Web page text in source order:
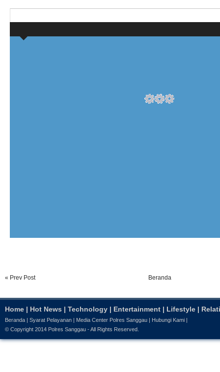
« Prev Post Beranda
Home | Hot News | Technology | Entertainment | Lifestyle |
Beranda Syarat Pelayanan Media Center Polres Sanggau Hubungi Kami
© Copyright 2014 Polres Sanggau - All Rights Reserved.